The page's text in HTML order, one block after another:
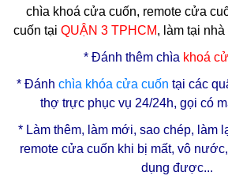
chìa khoá cửa cuốn, remote cửa
cuốn tại QUẬN 3 TPHCM, làm tại
* Đánh thêm chìa khoá
* Đánh chìa khóa cửa cuốn tại các
thợ trực phục vụ 24/24h, gọi có
* Làm thêm, làm mới, sao chép, làm
remote cửa cuốn khi bị mất, vô
dụng được...